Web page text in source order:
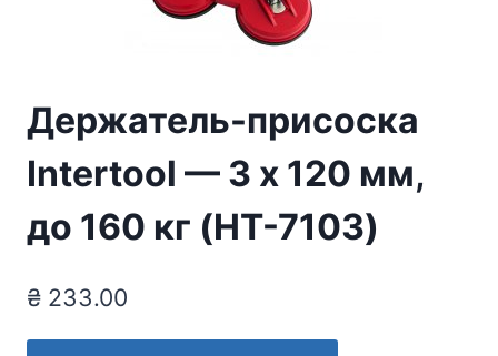
Держатель-присоска
Intertool — 3 х 120 мм,
до 160 кг (HT-7103)
₴ 233.00